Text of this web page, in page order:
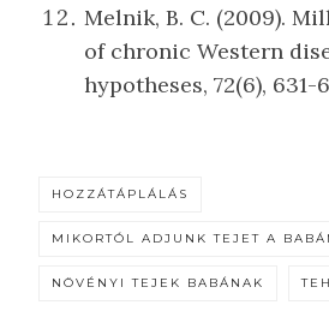
Melnik, B. C. (2009).
of chronic Western
hypotheses, 72(6), 631-
HOZZÁTÁPLÁLÁS
MIKORTÓL ADJUNK TEJET A
NÖVÉNYI TEJEK BABÁNAK